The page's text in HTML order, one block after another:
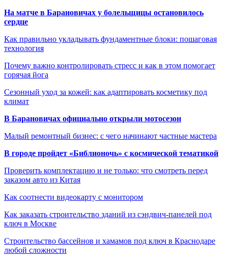
На матче в Барановичах у болельщицы остановилось
сердце
Как правильно укладывать фундаментные блоки: пошаговая
технология
Почему важно контролировать стресс и как в этом помогает
горячая йога
Сезонный уход за кожей: как адаптировать косметику под
климат
В Барановичах официально открыли мотосезон
Малый ремонтный бизнес: с чего начинают частные мастера
В городе пройдет «Библионочь» с космической тематикой
Проверить комплектацию и не только: что смотреть перед
заказом авто из Китая
Как соотнести видеокарту с монитором
Как заказать строительство зданий из сэндвич-панелей под
ключ в Москве
Строительство бассейнов и хамамов под ключ в Краснодаре
любой сложности